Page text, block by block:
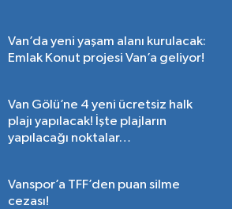
Van’da yeni yaşam alanı kurulacak:
Emlak Konut projesi Van’a geliyor!
Van Gölü’ne 4 yeni ücretsiz halk
plajı yapılacak! İşte plajların
yapılacağı noktalar…
Vanspor’a TFF’den puan silme
cezası!